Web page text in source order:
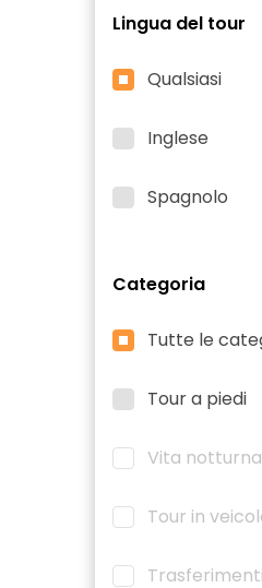
Lingua del tour
Qualsiasi
Inglese
Spagnolo
Categoria
Tutte le
Tour a piedi
Vita notturna
Tour in
Trasferimenti